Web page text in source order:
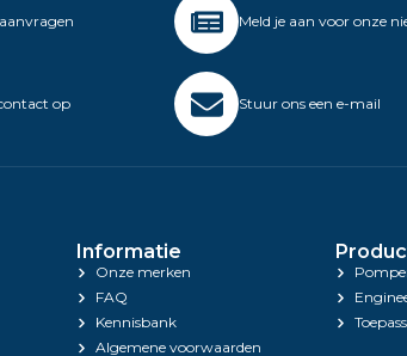
op
Meld je aan voor onze
Stuur ons een e-mail
Informatie
Onze merken
FAQ
Kennisbank
Algemene voorwaarden